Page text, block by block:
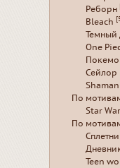
Реборн
Bleach
Темный
One
Сейлор
По
Star
По
Teen